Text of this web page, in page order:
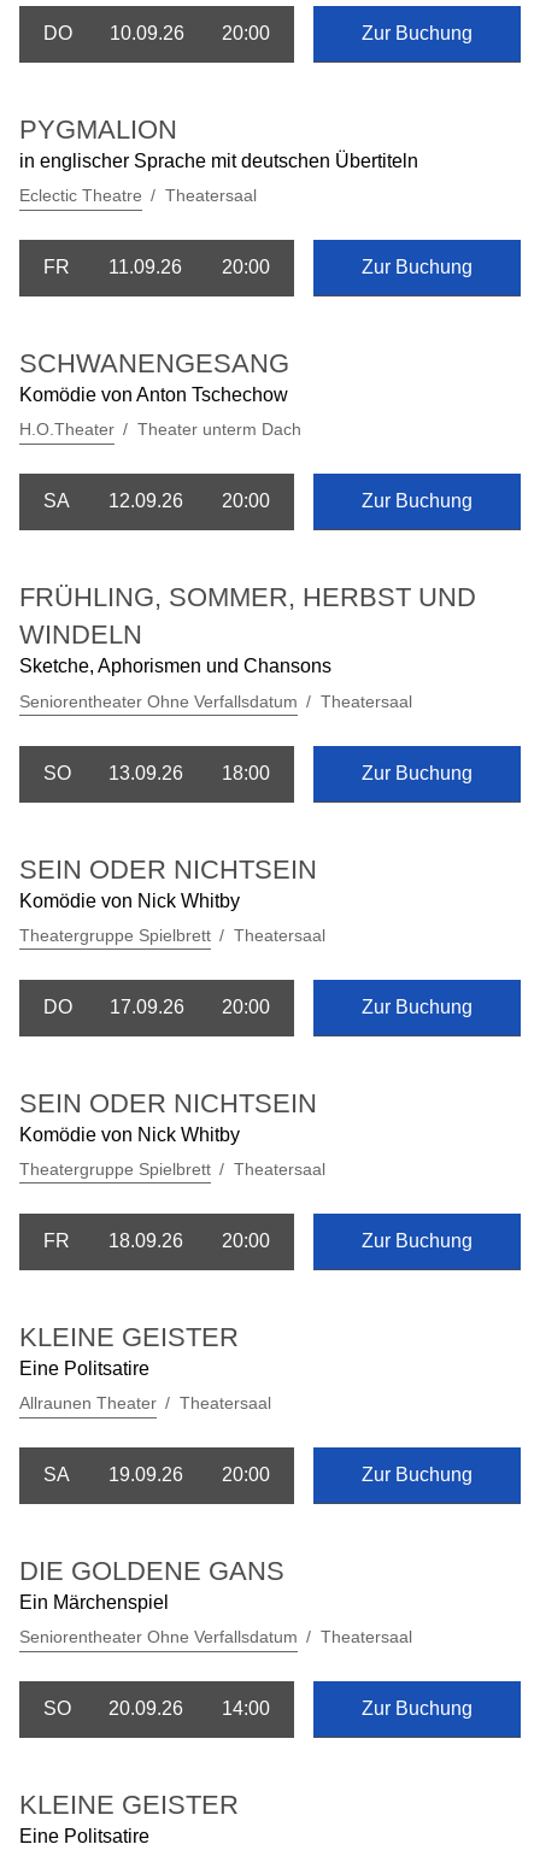
DO 10.09.26 20:00 Zur Buchung
FR 11.09.26 20:00
Eclectic Theatre Theatersaal
PYGMALION
in englischer Sprache mit deutschen Übertiteln
Zur Buchung
SA 12.09.26 20:00
H.O.Theater Theater unterm Dach
SCHWANENGESANG
Komödie von Anton Tschechow
Zur Buchung
SO 13.09.26 18:00
Seniorentheater Ohne Verfallsdatum Theatersaal
FRÜHLING, SOMMER, HERBST UND
WINDELN
Sketche, Aphorismen und Chansons
Zur Buchung
DO 17.09.26 20:00
Theatergruppe Spielbrett Theatersaal
SEIN ODER NICHTSEIN
Komödie von Nick Whitby
Zur Buchung
FR 18.09.26 20:00
Theatergruppe Spielbrett Theatersaal
SEIN ODER NICHTSEIN
Komödie von Nick Whitby
Zur Buchung
SA 19.09.26 20:00
Allraunen Theater Theatersaal
KLEINE GEISTER
Eine Politsatire
Zur Buchung
SO 20.09.26 14:00
Seniorentheater Ohne Verfallsdatum Theatersaal
DIE GOLDENE GANS
Ein Märchenspiel
Zur Buchung
KLEINE GEISTER
Eine Politsatire